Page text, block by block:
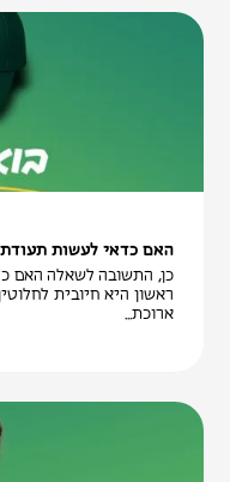
האם כדאי לעשות
כן, התשובה לשאלה האם
ראשון היא חיובית
ארוכת...